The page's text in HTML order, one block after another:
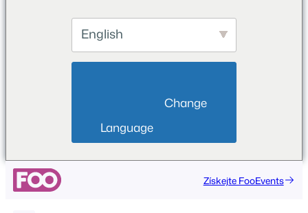
English
Language
Získejte FooEvents